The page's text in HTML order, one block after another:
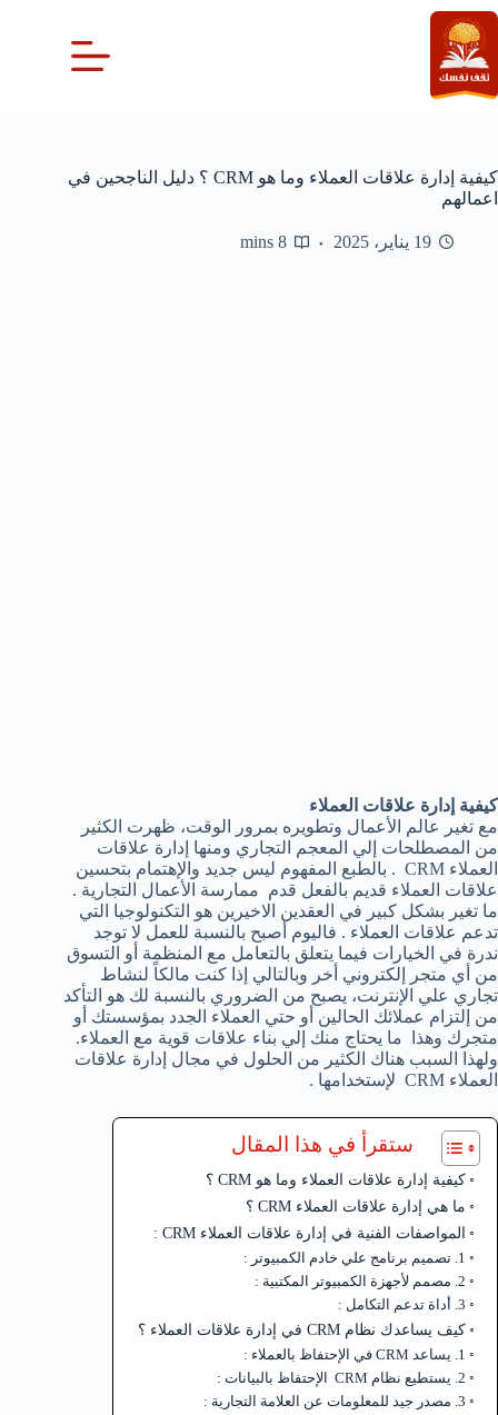
التجاوز
إلى
المحتوى
كيفية إدارة علاقات العملاء وما هو CRM ؟ دليل الناجحين في
اعمالهم
19 يناير، 2025 8 mins
كيفية إدارة علاقات العملاء
مع تغير عالم الأعمال وتطويره بمرور الوقت، ظهرت الكثير
من المصطلحات إلي المعجم التجاري ومنها إدارة علاقات
العملاء CRM . بالطبع المفهوم ليس جديد والإهتمام بتحسين
علاقات العملاء قديم بالفعل قدم ممارسة الأعمال التجارية .
ما تغير بشكل كبير في العقدين الاخيرين هو التكنولوجيا التي
تدعم علاقات العملاء . فاليوم أصبح بالنسبة للعمل لا توجد
ندرة في الخيارات فيما يتعلق بالتعامل مع المنظمة أو التسوق
من أي متجر إلكتروني أخر وبالتالي إذا كنت مالكاً لنشاط
تجاري علي الإنترنت، يصبح من الضروري بالنسبة لك هو التأكد
من إلتزام عملائك الحالين أو حتي العملاء الجدد بمؤسستك أو
متجرك وهذا ما يحتاج منك إلي بناء علاقات قوية مع العملاء.
ولهذا السبب هناك الكثير من الحلول في مجال إدارة علاقات
العملاء CRM لإستخدامها .
ستقرأ في هذا المقال
كيفية إدارة علاقات العملاء وما هو CRM ؟
ما هي إدارة علاقات العملاء CRM ؟
المواصفات الفنية في إدارة علاقات العملاء CRM :
1. تصميم برنامج علي خادم الكمبيوتر :
2. مصمم لأجهزة الكمبيوتر المكتبية :
3. أداة تدعم التكامل :
كيف يساعدك نظام CRM في إدارة علاقات العملاء ؟
1. يساعد CRM في الإحتفاظ بالعملاء :
2. يستطيع نظام CRM الإحتفاظ بالبيانات :
3. مصدر جيد للمعلومات عن العلامة التجارية :